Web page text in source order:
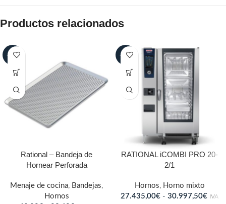
Productos relacionados
-20%
Rational – Bandeja de
Hornear Perforada
Menaje de cocina, Bandejas,
Hornos
-25%
RATIONAL iCOMBI PRO 20-
2/1
Hornos, Horno mixto
27.435,00€ - 30.997,50€ IVA